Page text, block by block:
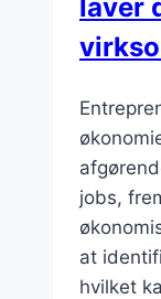
laver
jobs,
at
hvilket